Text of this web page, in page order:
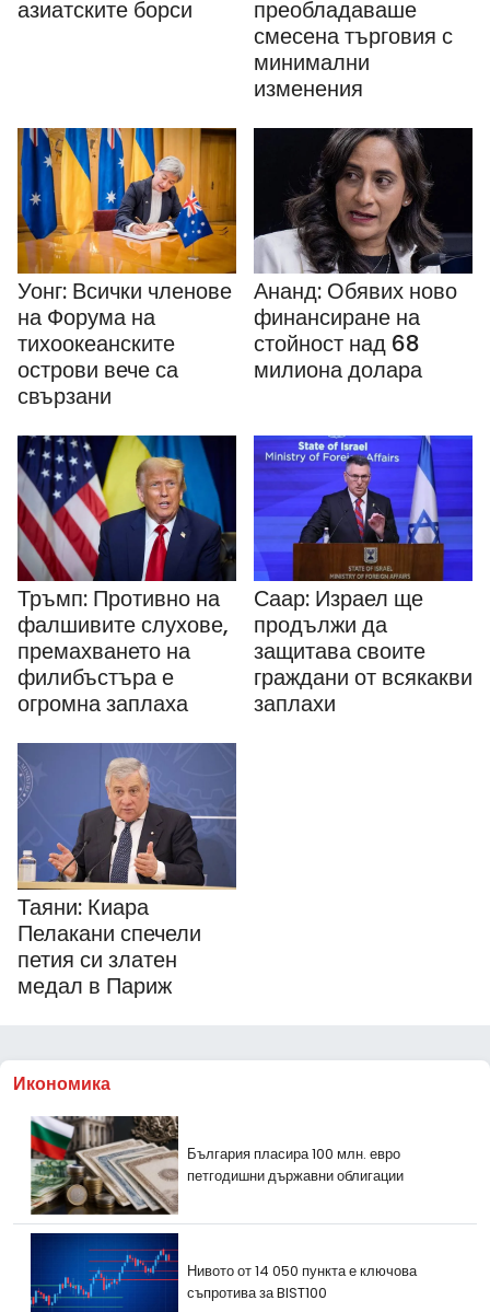
азиатските борси
преобладаваше
смесена търговия с
минимални
изменения
Уонг: Всички членове
на Форума на
тихоокеанските
острови вече са
свързани
Ананд: Обявих ново
финансиране на
стойност над 68
милиона долара
Тръмп: Противно на
фалшивите слухове,
премахването на
филибъстъра е
огромна заплаха
Саар: Израел ще
продължи да
защитава своите
граждани от всякакви
заплахи
Таяни: Киара
Пелакани спечели
петия си златен
медал в Париж
Икономика
България пласира 100 млн. евро
петгодишни държавни облигации
Нивото от 14 050 пункта е ключова
съпротива за BIST100